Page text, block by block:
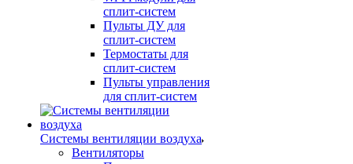
сплит-систем
Пульты ДУ для
сплит-систем
Термостаты для
сплит-систем
Пульты управления
для сплит-систем
Системы вентиляции воздуха
Вентиляторы